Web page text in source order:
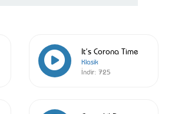
It’s Corona Time
Klasik
İndir: 725